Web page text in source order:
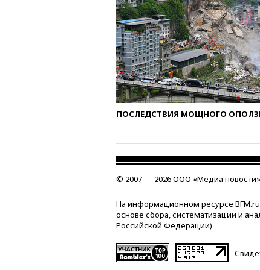
ПОСЛЕДСТВИЯ МОЩНОГО
© 2007 — 2026 ООО «Медиа новости»
На информационном ресурсе
основе сбора, систематизации и
Российской Федерации)